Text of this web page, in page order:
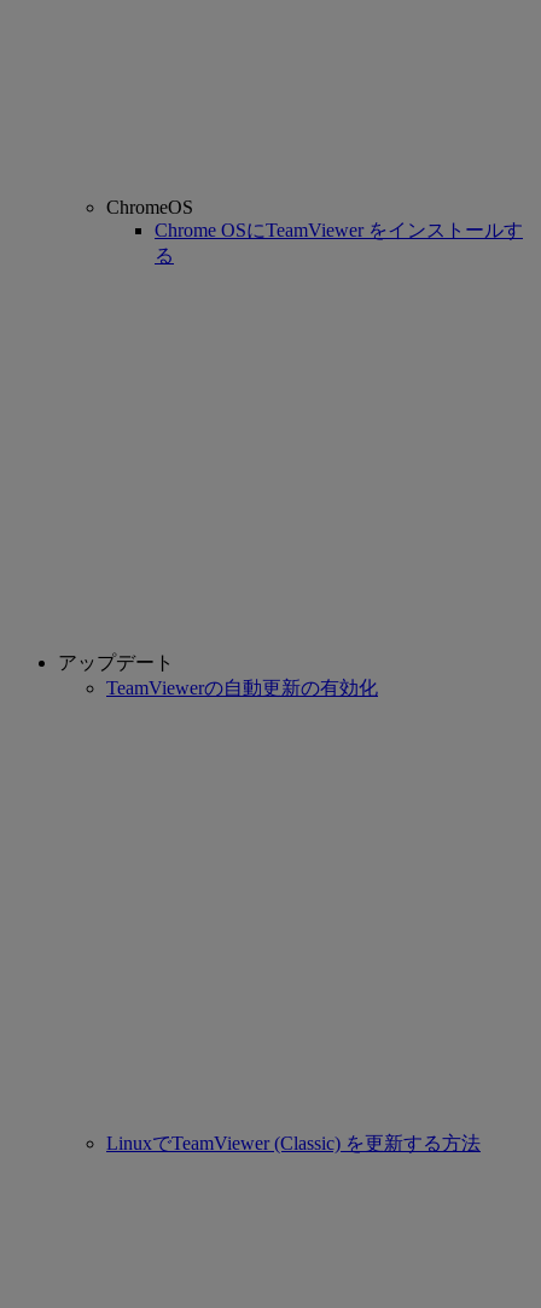
ChromeOS
Chrome OSにTeamViewer をインストールす
る
アップデート
TeamViewerの自動更新の有効化
LinuxでTeamViewer (Classic) を更新する方法